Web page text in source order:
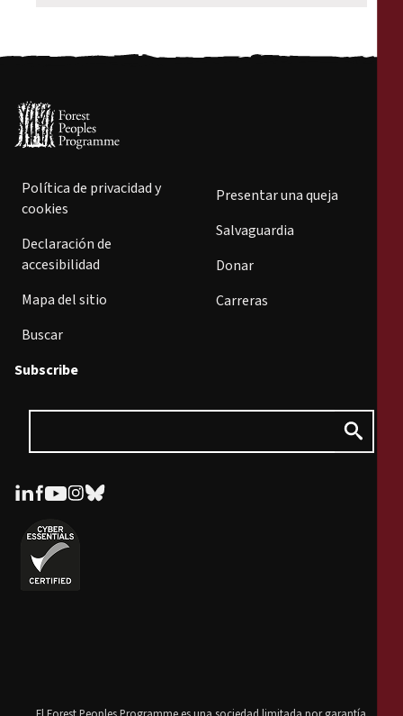
Política de privacidad y
cookies
Declaración de
accesibilidad
Mapa del sitio
Buscar
Presentar una queja
Salvaguardia
Donar
Carreras
Subscribe